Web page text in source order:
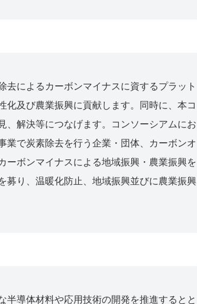
によるカーボンマイナスに資するプラット
及び農業振興に貢献します。同時に、本コ
、解決等につなげます。コンソーシアムにお
で炭素除去を行う企業・団体、カーボンオ
ーボンマイナスによる地域振興・農業振興を
募り、温暖化防止、地域振興並びに農業振興
導体材料や応用技術の開発を推進するとと